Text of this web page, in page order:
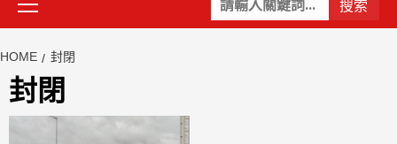
鍵
Menu
HOME 封閉
封閉